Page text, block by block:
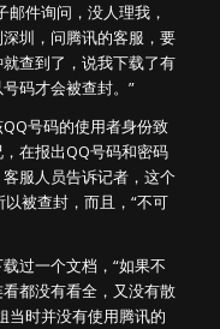
件询问，没人理我，
圳，问腾讯的客服，要
查到了，说我下载了有
码才会被查封。”
号码的使用者身份致
在报出QQ号码和密码
服人员告诉记者，这个
被查封，而且，“不可
过一个文档，“如果不
都没有看全，又没有散
当时并没有使用腾讯的